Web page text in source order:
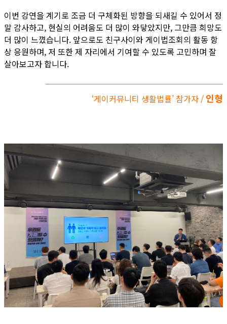
이번 강연을 계기로 조금 더 구체화된 방향을 되새길 수 있어서 정
말 감사하고, 현실의 어려움도 더 많이 와닿았지만, 그만큼 희망도
더 많이 느꼈습니다. 앞으로도 친구사이와 게이법조회의 활동 항
상 응원하며, 저 또한 제 자리에서 기여할 수 있도록 고민하며 잘
살아보고자 합니다.
‘게이커뮤니티 생활법률’ 참가자 / 인형